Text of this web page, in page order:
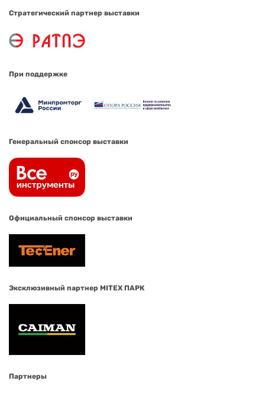
Стратегический партнер выставки
При поддержке
Генеральный спонсор выставки
Официальный спонсор выставки
Эксклюзивный партнер MITEX ПАРК
Партнеры